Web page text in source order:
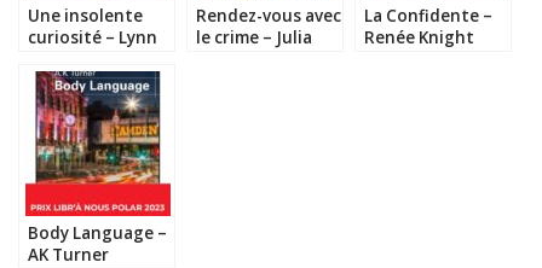
Une insolente
curiosité – Lynn
Rendez-vous avec
le crime – Julia
La Confidente –
Renée Knight
Body Language –
AK Turner